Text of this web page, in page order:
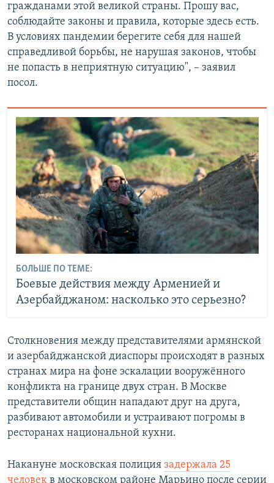
гражданами этой великой страны. Прошу вас,
соблюдайте законы и правила, которые здесь есть.
В условиях пандемии берегите себя для нашей
справедливой борьбы, не нарушая законов, чтобы
не попасть в неприятную ситуацию", – заявил
посол.
БОЛЬШЕ ПО ТЕМЕ:
Боевые действия между Арменией и
Азербайджаном: насколько это серьезно?
Столкновения между представителями армянской
и азербайджанской диаспоры происходят в разных
странах мира на фоне эскалации вооружённого
конфликта на границе двух стран. В Москве
представители общин нападают друг на друга,
разбивают автомобили и устраивают погромы в
ресторанах национальной кухни.
Накануне московская полиция задержала 25
человек в московском районе Марьино после серии